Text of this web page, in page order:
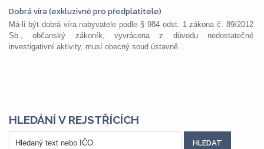
Dobrá víra (exkluzivně pro předplatitele)
Má-li být dobrá víra nabyvatele podle § 984 odst. 1 zákona č. 89/2012
Sb., občanský zákoník, vyvrácena z důvodu nedostatečné
investigativní aktivity, musí obecný soud ústavně...
HLEDÁNÍ V REJSTŘÍCÍCH